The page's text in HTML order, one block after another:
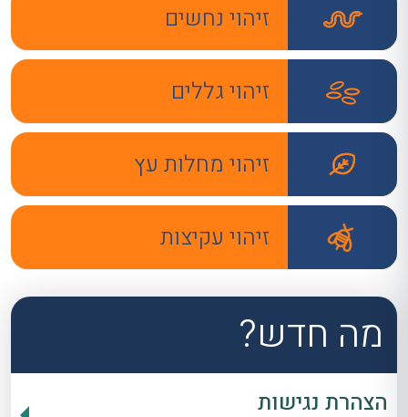
זיהוי נחשים
זיהוי גללים
זיהוי מחלות עץ
זיהוי עקיצות
מה חדש?
הצהרת נגישות